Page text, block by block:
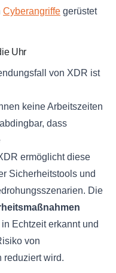
Cyberangriffe gerüstet
Uhr
von XDR ist
keine Arbeitszeiten
dass
ermöglicht diese
Sicherheitstools und
Die
Echtzeit erkannt und
von
reduziert wird.